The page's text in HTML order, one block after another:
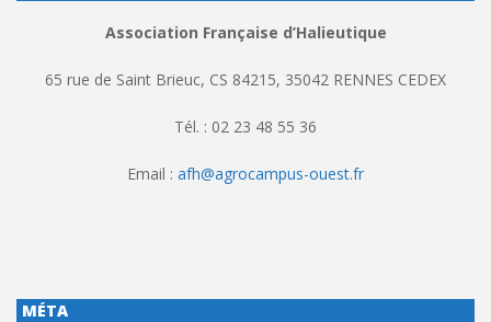
Association Française d’Halieutique
65 rue de Saint Brieuc, CS 84215, 35042 RENNES CEDEX
Tél. : 02 23 48 55 36
Email : afh@agrocampus-ouest.fr
MÉTA